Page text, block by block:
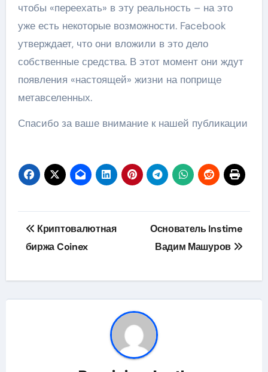
чтобы «переехать» в эту реальность – на это
уже есть некоторые возможности. Facebook
утверждает, что они вложили в это дело
собственные средства. В этот момент они ждут
появления «настоящей» жизни на поприщe
метавселенных.
Спасибо за ваше внимание к нашей публикации
Навигация
по
Криптовалютная
биржа Coinex
Основатель Instime
Вадим Машуров